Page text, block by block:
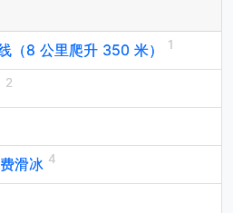
（8 公里爬升 350 米）
滑冰